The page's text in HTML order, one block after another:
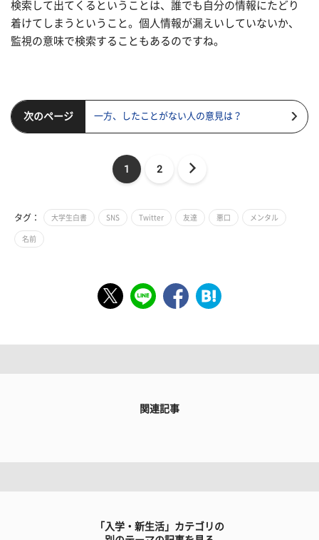
検索して出てくるということは、誰でも自分の情報にたどり
着けてしまうということ。個人情報が漏えいしていないか、
監視の意味で検索することもあるのですね。
次のページ 一方、したことがない人の意見は？
1 2
タグ： 大学生白書 SNS Twitter 友達 悪口 メンタル
名前
関連記事
「入学・新生活」カテゴリの